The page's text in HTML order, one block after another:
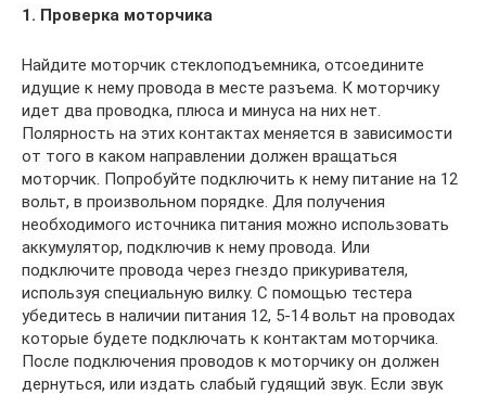
1. Проверка моторчика
Найдите моторчик стеклоподъемника, отсоедините
идущие к нему провода в месте разъема. К моторчику
идет два проводка, плюса и минуса на них нет.
Полярность на этих контактах меняется в зависимости
от того в каком направлении должен вращаться
моторчик. Попробуйте подключить к нему питание на 12
вольт, в произвольном порядке. Для получения
необходимого источника питания можно использовать
аккумулятор, подключив к нему провода. Или
подключите провода через гнездо прикуривателя,
используя специальную вилку. С помощью тестера
убедитесь в наличии питания 12, 5-14 вольт на проводах
которые будете подключать к контактам моторчика.
После подключения проводов к моторчику он должен
дернуться, или издать слабый гудящий звук. Если звук